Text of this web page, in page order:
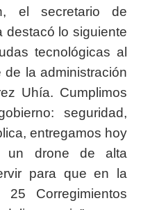
el secretario de
destacó lo siguiente
tecnológicas al
de la administración
Uhía. Cumplimos
seguridad,
entregamos hoy
drone de alta
para que en la
Corregimientos